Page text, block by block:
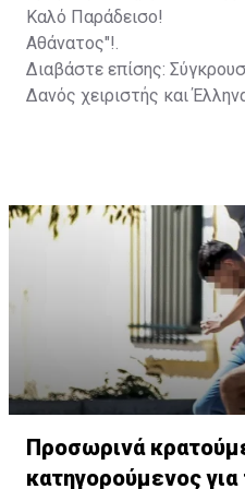
Καλό Παράδεισο!
Αθάνατος"!.
Διαβάστε επίσης:
Δανός χειριστής και
Προσωρινά
κατηγορούμενος